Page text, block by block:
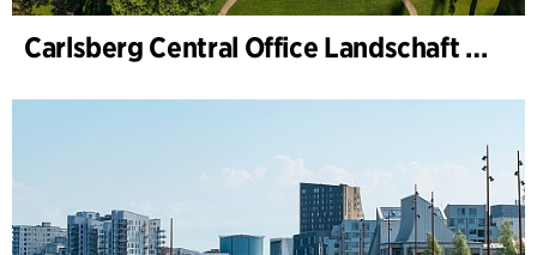
Carlsberg Central Office Landschaft und Renovierung Carl Jacobsens Garten